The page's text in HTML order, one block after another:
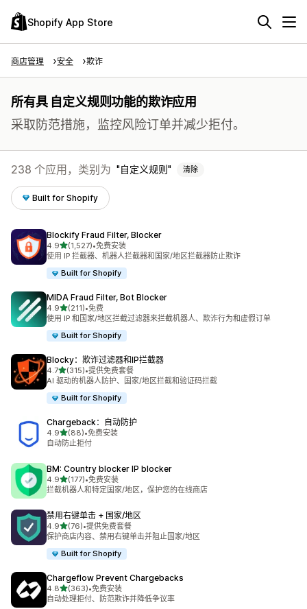
Shopify App Store
商店管理 安全 欺诈
所有具 自定义规则功能的欺诈应用
采取防范措施，监控风险订单并减少拒付。
238 个应用，类别为 自定义规则 清除
Built for Shopify
Blockify Fraud Filter, Blocker
4.9星（满分 5 星）
(1,527)
总共 1527 条评论
•免费安装
使用 IP 拦截器、机器人拦截器和国家/地区拦截器防止欺诈
Built for Shopify
MIDA Fraud Filter, Bot Blocker
4.9星（满分 5 星）
(211)
总共 211 条评论
•免费
使用 IP 和国家/地区拦截过滤器来拦截机器人、欺诈行为和虚假订单
Built for Shopify
Blocky：欺诈过滤器和IP拦截器
4.7星（满分 5 星）
(315)
总共 315 条评论
•提供免费套餐
AI 驱动的机器人防护、国家/地区拦截和验证码拦截
Built for Shopify
Chargeback：自动防护
4.9星（满分 5 星）
(88)
总共 88 条评论
•免费安装
自动防止拒付
BM: Country blocker IP blocker
4.9星（满分 5 星）
(177)
总共 177 条评论
•免费安装
拦截机器人和特定国家/地区，保护您的在线商店
禁用右键单击 + 国家/地区
4.9星（满分 5 星）
(76)
总共 76 条评论
•提供免费套餐
保护商店内容、禁用右键单击并阻止国家/地区
Built for Shopify
Chargeflow Prevent Chargebacks
4.8星（满分 5 星）
(363)
总共 363 条评论
•免费安装
自动处理拒付、防范欺诈并降低争议率